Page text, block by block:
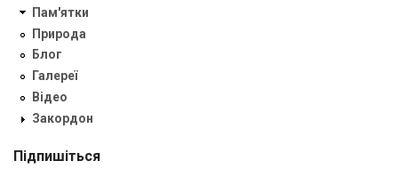
Пам'ятки
Природа
Блог
Галереї
Відео
Закордон
Підпишіться